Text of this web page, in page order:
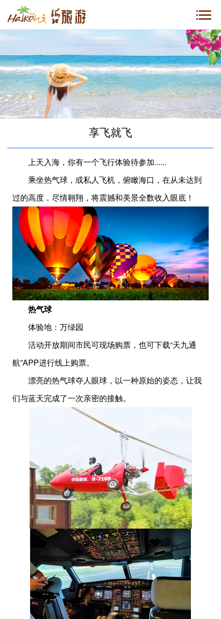
享飞就飞
上天入海，你有一个飞行体验待参加......
乘坐热气球，或私人飞机，俯瞰海口，在从未达到
过的高度，尽情翱翔，将震撼和美景全数收入眼底！
热气球
体验地：万绿园
活动开放期间市民可现场购票，也可下载“天九通
航”APP进行线上购票。
漂亮的热气球夺人眼球，以一种原始的姿态，让我
们与蓝天完成了一次亲密的接触。